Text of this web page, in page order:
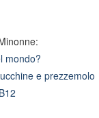
mondo?
e prezzemolo